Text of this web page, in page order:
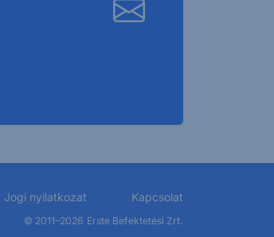
Jogi nyilatkozat Kapcsolat
© 2011–2026 Erste Befektetési Zrt.